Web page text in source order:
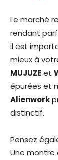
Le marché
rendant
il est
mieux à
MUJUZEet
épurées et
Alienwork
distinctif.
Pensez
Une montre